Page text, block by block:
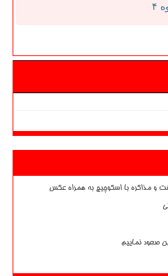
و مذاکره با اسکوچیچ به همراه عکس
صعود نماییم